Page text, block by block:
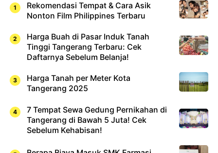
Rekomendasi Tempat & Cara Asik
Nonton Film Philippines Terbaru
Harga Buah di Pasar Induk Tanah
Tinggi Tangerang Terbaru: Cek
Daftarnya Sebelum Belanja!
Harga Tanah per Meter Kota
Tangerang 2025
7 Tempat Sewa Gedung Pernikahan di
Tangerang di Bawah 5 Juta! Cek
Sebelum Kehabisan!